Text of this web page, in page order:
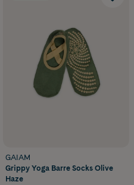
GAIAM
Grippy Yoga Barre Socks Olive
Haze